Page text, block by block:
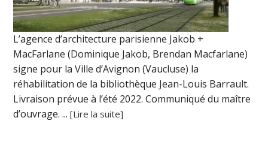
L’agence d’architecture parisienne Jakob +
MacFarlane (Dominique Jakob, Brendan Macfarlane)
signe pour la Ville d’Avignon (Vaucluse) la
réhabilitation de la bibliothèque Jean-Louis Barrault.
Livraison prévue à l’été 2022. Communiqué du maître
d’ouvrage. ...[Lire la suite]